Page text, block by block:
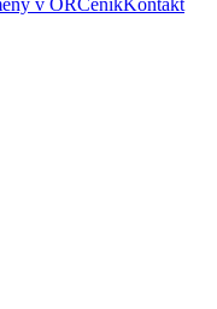
v ORCeníkKontakt